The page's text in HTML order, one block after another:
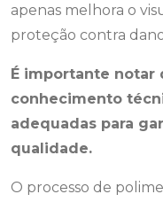
apenas melhora o
proteção contra
É importante
conhecimento
adequadas para
qualidade.
O processo de